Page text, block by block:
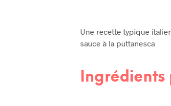
Une recette typique
sauce à la puttanesca
Ingrédients